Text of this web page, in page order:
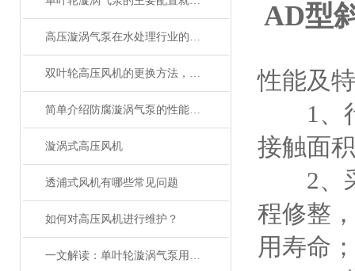
高压漩涡气泵在水处理行业的应用
双叶轮高压风机的更换方法，快来了解一下吧！
简单介绍防腐漩涡气泵的性能特点
漩涡式高压风机
透浦式风机有哪些常见问题
如何对高压风机进行维护？
一文解读：单叶轮漩涡气泵用途及特点
AD型
性能及
1、行
接触面
2、采
程修整
用寿命；